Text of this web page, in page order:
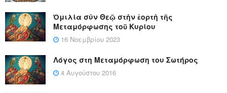
Ὁμιλία σὺν Θεῷ στὴν ἑορτὴ τῆς
Μεταμόρφωσης τοῦ Κυρίου
16 Νοεμβρίου 2023
Λόγος στη Μεταμόρφωση του Σωτήρος
4 Αυγούστου 2016